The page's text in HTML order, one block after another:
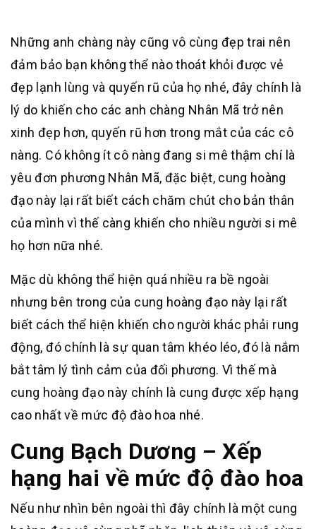
Những anh chàng này cũng vô cùng đẹp trai nên
đảm bảo bạn không thể nào thoát khỏi được vẻ
đẹp lạnh lùng và quyến rũ của họ nhé, đây chính là
lý do khiến cho các anh chàng Nhân Mã trở nên
xinh đẹp hơn, quyến rũ hơn trong mắt của các cô
nàng. Có không ít cô nàng đang si mê thậm chí là
yêu đơn phương Nhân Mã, đặc biệt, cung hoàng
đạo này lại rất biết cách chăm chút cho bản thân
của mình vì thế càng khiến cho nhiều người si mê
họ hơn nữa nhé.
Mặc dù không thể hiện quá nhiều ra bề ngoài
nhưng bên trong của cung hoàng đạo này lại rất
biết cách thể hiện khiến cho người khác phải rung
động, đó chính là sự quan tâm khéo léo, đó là nắm
bắt tâm lý tình cảm của đối phương. Vì thế mà
cung hoàng đạo này chính là cung được xếp hạng
cao nhất về mức độ đào hoa nhé.
Cung Bạch Dương – Xếp
hạng hai về mức độ đào hoa
Nếu như nhìn bên ngoài thì đây chính là một cung